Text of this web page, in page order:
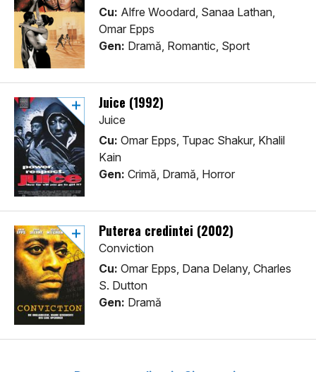
Cu: Alfre Woodard, Sanaa Lathan,
Omar Epps
Gen: Dramă, Romantic, Sport
Juice (1992)
Juice
Cu: Omar Epps, Tupac Shakur, Khalil
Kain
Gen: Crimă, Dramă, Horror
Puterea credintei (2002)
Conviction
Cu: Omar Epps, Dana Delany, Charles
S. Dutton
Gen: Dramă